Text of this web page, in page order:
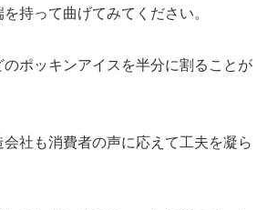
持って曲げてみてください。
のポッキンアイスを半分に割ることが
会社も消費者の声に応えて工夫を凝ら